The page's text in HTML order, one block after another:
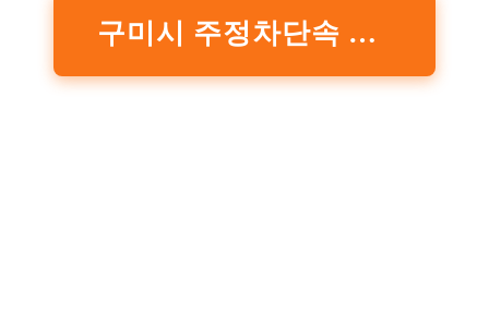
구미시 주정차단속 문자 알림 서비스 신청